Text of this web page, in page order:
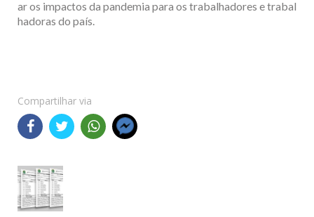
ar os impactos da pandemia para os trabalhadores e trabal
hadoras do país.
Compartilhar via